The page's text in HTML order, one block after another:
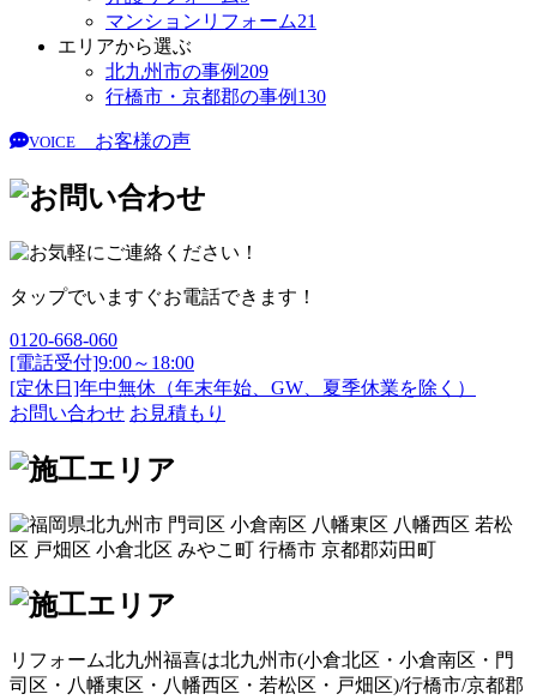
マンションリフォーム21
エリアから選ぶ
北九州市の事例 209
行橋市・京都郡の事例 130
VOICE お客様の声
タップでいますぐお電話できます！
0120-668-060
[電話受付]9:00～18:00
[定休日]年中無休（年末年始、GW、夏季休業を除く）
お問い合わせ お見積もり
リフォーム北九州福喜は北九州市(小倉北区 ・ 小倉南区 ・ 門
司区 ・ 八幡東区 ・ 八幡西区 ・ 若松区 ・ 戸畑区)/行橋市/京都郡